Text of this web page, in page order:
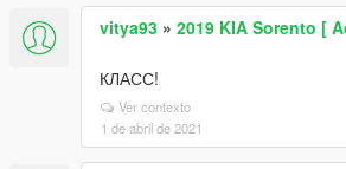
vitya93 » 2019 KIA Sorento [
КЛАСС!
Ver contexto
1 de abril de 2021